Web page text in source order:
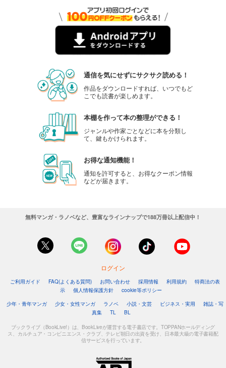
通信を気にせずにサクサク読める！
作品をダウンロードすれば、いつでもど
こでも読書が楽しめます。
本棚を作って本の整理ができる！
ジャンルや作家ごとなどに本を分類し
て、鍵もかけられます。
お得な通知機能！
通知を許可すると、お得なクーポン情報
などが届きます。
無料マンガ・ラノベなど、豊富なラインナップで188万冊以上配信中！
ログイン
ご利用ガイド FAQ(よくある質問) お問い合わせ 採用情報 利用規約
特商法の表
示
個人情報保護方針
cookie等ポリシー
少年・青年マンガ
少女・女性マンガ ラノベ 小説・文芸 ビジネス・実用
雑誌・写
真集
TL BL
ブックライブ（BookLive!）は、BookLiveが運営する電子書店です。TOPPANホールディング
ス、カルチュア・コンビニエンス・クラブ、テレビ朝日の出資を受け、日本最大級の電子書籍配
信サービスを行っています。